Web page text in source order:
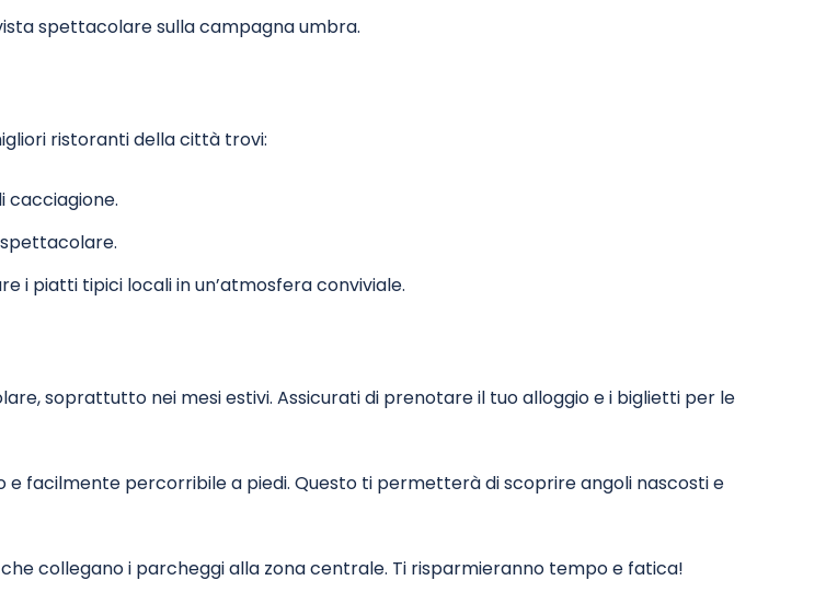
spettacolare sulla campagna umbra.
ristoranti della città trovi:
cacciagione.
i piatti tipici locali in un’atmosfera conviviale.
soprattutto nei mesi estivi. Assicurati di prenotare il tuo alloggio e i biglietti per le
facilmente percorribile a piedi. Questo ti permetterà di scoprire angoli nascosti e
collegano i parcheggi alla zona centrale. Ti risparmieranno tempo e fatica!